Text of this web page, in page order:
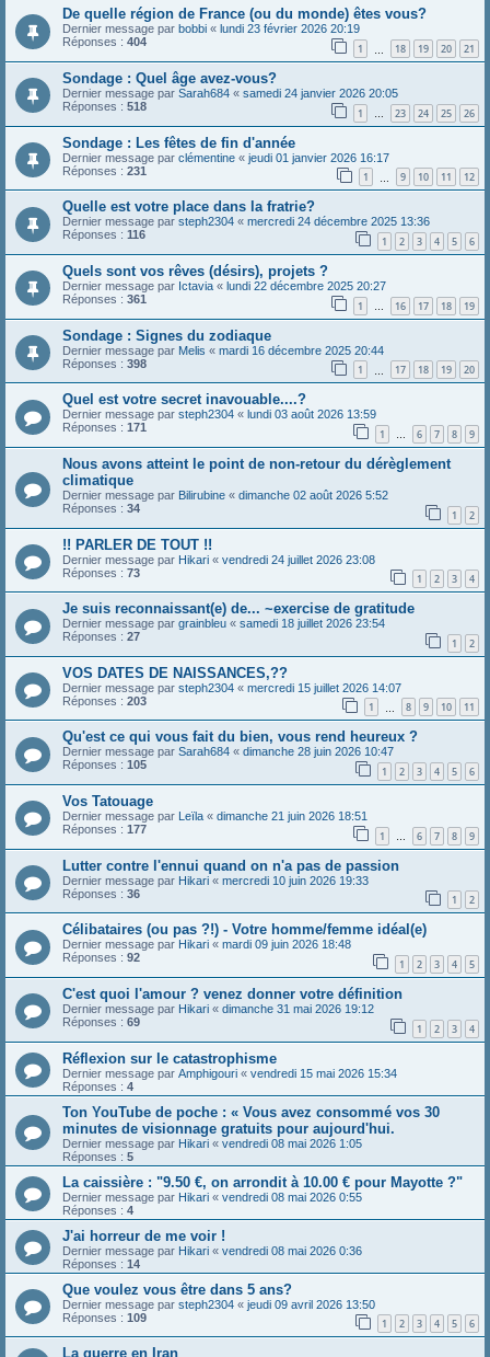
De quelle région de France (ou du monde) êtes vous?
Dernier message par bobbi « lundi 23 février 2026 20:19
Réponses : 404 1 18 19 20 21
Sondage : Quel âge avez-vous?
Dernier message par Sarah684 « samedi 24 janvier 2026 20:05
Réponses : 518 1 … 23 24 25 26
Sondage : Les fêtes de fin d'année
Dernier message par clémentine « jeudi 01 janvier 2026 16:17
Réponses : 231 1 9 10 11 12
Quelle est votre place dans la fratrie?
Dernier message par steph2304 « mercredi 24 décembre 2025 13:36
Réponses : 116 1 2 3 4 5 6
Quels sont vos rêves (désirs), projets ?
Dernier message par Ictavia « lundi 22 décembre 2025 20:27
Réponses : 361 1 … 16 17 18 19
Sondage : Signes du zodiaque
Dernier message par Melis « mardi 16 décembre 2025 20:44
Réponses : 398 1 17 18 19 20
Quel est votre secret inavouable....?
Dernier message par steph2304 « lundi 03 août 2026 13:59
Réponses : 171 1 … 6 7 8 9
Nous avons atteint le point de non-retour du dérèglement
climatique
Dernier message par Bilirubine « dimanche 02 août 2026 5:52
Réponses : 34 1 2
!! PARLER DE TOUT !!
Dernier message par Hikari « vendredi 24 juillet 2026 23:08
Réponses : 73 1 2 3 4
Je suis reconnaissant(e) de... ~exercise de gratitude
Dernier message par grainbleu « samedi 18 juillet 2026 23:54
Réponses : 27 1 2
VOS DATES DE NAISSANCES,??
Dernier message par steph2304 « mercredi 15 juillet 2026 14:07
Réponses : 203 1 8 9 10 11
Qu'est ce qui vous fait du bien, vous rend heureux ?
Dernier message par Sarah684 « dimanche 28 juin 2026 10:47
Réponses : 105 1 2 3 4 5 6
Vos Tatouage
Dernier message par Leïla « dimanche 21 juin 2026 18:51
Réponses : 177 1 … 6 7 8 9
Lutter contre l'ennui quand on n'a pas de passion
Dernier message par Hikari « mercredi 10 juin 2026 19:33
Réponses : 36 1 2
Célibataires (ou pas ?!) - Votre homme/femme idéal(e)
Dernier message par Hikari « mardi 09 juin 2026 18:48
Réponses : 92 1 2 3 4 5
C'est quoi l'amour ? venez donner votre définition
Dernier message par Hikari « dimanche 31 mai 2026 19:12
Réponses : 69 1 2 3 4
Réflexion sur le catastrophisme
Dernier message par Amphigouri « vendredi 15 mai 2026 15:34
Réponses : 4
Ton YouTube de poche : « Vous avez consommé vos 30
minutes de visionnage gratuits pour aujourd'hui.
Dernier message par Hikari « vendredi 08 mai 2026 1:05
Réponses : 5
La caissière : "9.50 €, on arrondit à 10.00 € pour Mayotte ?"
Dernier message par Hikari « vendredi 08 mai 2026 0:55
Réponses : 4
J'ai horreur de me voir !
Dernier message par Hikari « vendredi 08 mai 2026 0:36
Réponses : 14
Que voulez vous être dans 5 ans?
Dernier message par steph2304 « jeudi 09 avril 2026 13:50
Réponses : 109 1 2 3 4 5 6
La guerre en Iran